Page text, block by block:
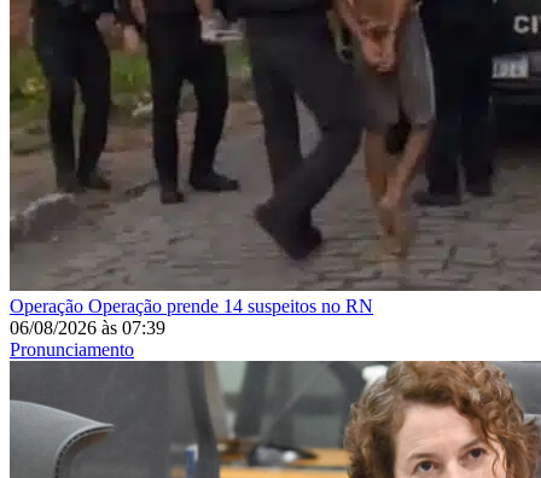
Operação Operação prende 14 suspeitos no RN
06/08/2026 às 07:39
Pronunciamento